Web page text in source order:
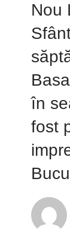
Nou
în
fost